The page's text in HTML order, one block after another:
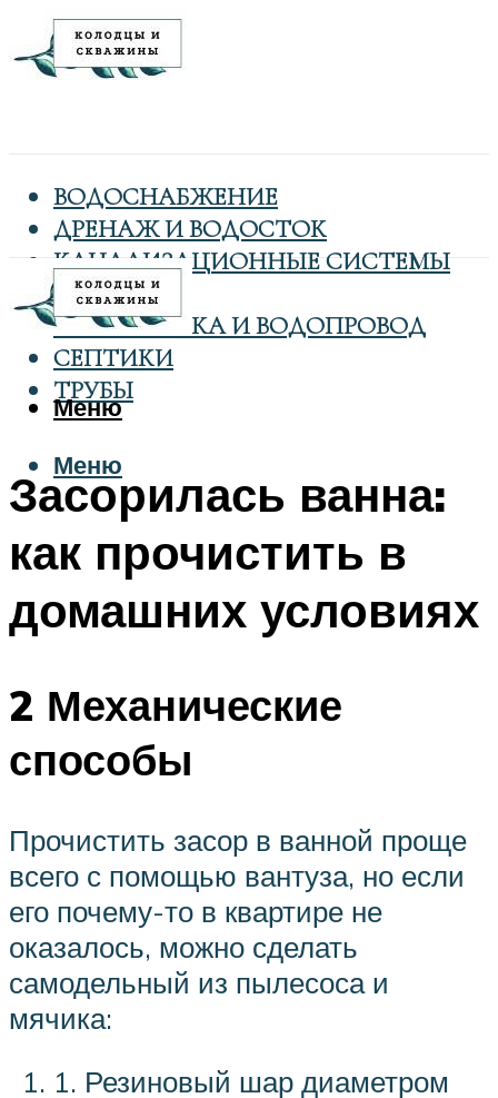
ВОДОСНАБЖЕНИЕ
ДРЕНАЖ И ВОДОСТОК
КАНАЛИЗАЦИОННЫЕ СИСТЕМЫ
КОЛОДЦЫ
САНТЕХНИКА И ВОДОПРОВОД
СЕПТИКИ
ТРУБЫ
Меню
Меню
Засорилась ванна:
как прочистить в
домашних условиях
2 Механические
способы
Прочистить засор в ванной проще
всего с помощью вантуза, но если
его почему-то в квартире не
оказалось, можно сделать
самодельный из пылесоса и
мячика:
1. Резиновый шар диаметром